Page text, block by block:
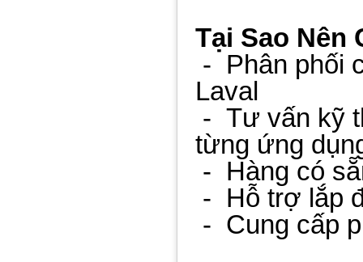
Tại Sao Nên
- Phân phối
Laval
- Tư vấn kỹ
từng ứng
- Hàng có
- Hỗ trợ lắp
- Cung cấp